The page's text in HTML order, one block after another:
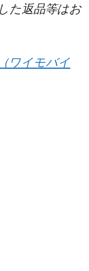
た返品等はお
ワイモバイ